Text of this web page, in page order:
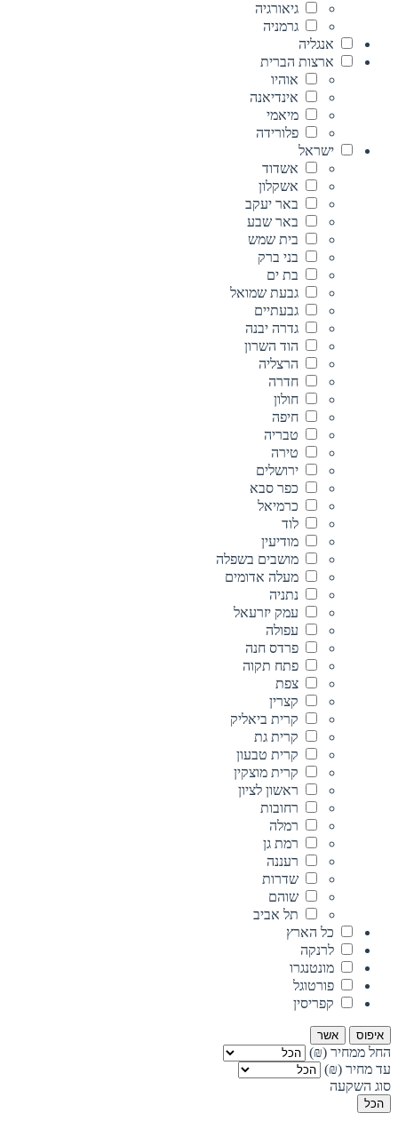
גיאורגיה
גרמניה
אנגליה
ארצות הברית
אוהיו
אינדיאנה
מיאמי
פלורידה
ישראל
אשדוד
אשקלון
באר יעקב
באר שבע
בית שמש
בני ברק
בת ים
גבעת שמואל
גבעתיים
גדרה יבנה
הוד השרון
הרצליה
חדרה
חולון
חיפה
טבריה
טירה
ירושלים
כפר סבא
כרמיאל
לוד
מודיעין
מושבים בשפלה
מעלה אדומים
נתניה
עמק יזרעאל
עפולה
פרדס חנה
פתח תקוה
צפת
קצרין
קרית ביאליק
קרית גת
קרית טבעון
קרית מוצקין
ראשון לציון
רחובות
רמלה
רמת גן
רעננה
שדרות
שוהם
תל אביב
כל הארץ
לרנקה
מונטנגרו
פורטוגל
קפריסין
איפוס אשר
החל ממחיר (₪)
עד מחיר (₪)
סוג השקעה
הכל